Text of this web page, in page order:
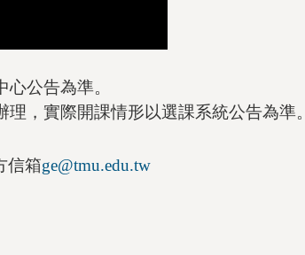
公告為準。
，實際開課情形以選課系統公告為準。
信箱ge@tmu.edu.tw